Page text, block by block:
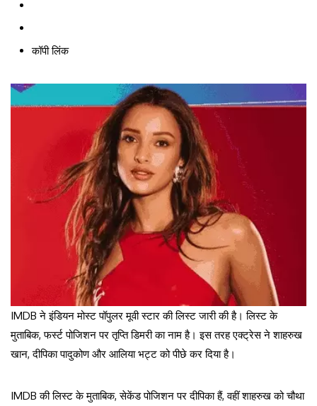
कॉपी लिंक
IMDB ने इंडियन मोस्ट पॉपुलर मूवी स्टार की लिस्ट जारी की है। लिस्ट के
मुताबिक, फर्स्ट पोजिशन पर तृप्ति डिमरी का नाम है। इस तरह एक्ट्रेस ने शाहरुख
खान, दीपिका पादुकोण और आलिया भट्ट को पीछे कर दिया है।
IMDB की लिस्ट के मुताबिक, सेकेंड पोजिशन पर दीपिका हैं, वहीं शाहरुख को चौथा